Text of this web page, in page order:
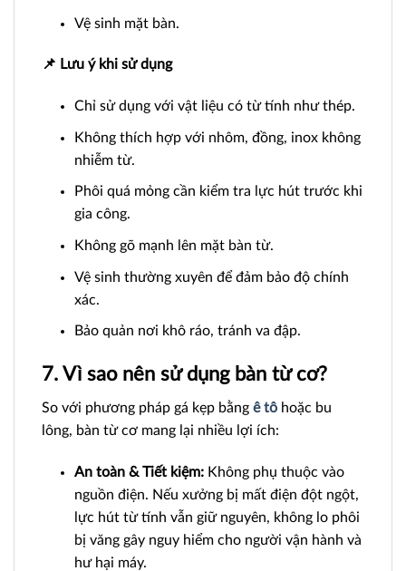
Vệ sinh mặt bàn.
📌 Lưu ý khi sử dụng
Chỉ sử dụng với vật liệu có từ tính như thép.
Không thích hợp với nhôm, đồng, inox không
nhiễm từ.
Phôi quá mỏng cần kiểm tra lực hút trước khi
gia công.
Không gõ mạnh lên mặt bàn từ.
Vệ sinh thường xuyên để đảm bảo độ chính
xác.
Bảo quản nơi khô ráo, tránh va đập.
7. Vì sao nên sử dụng bàn từ cơ?
So với phương pháp gá kẹp bằng ê tô hoặc bu
lông, bàn từ cơ mang lại nhiều lợi ích:
An toàn & Tiết kiệm:Không phụ thuộc vào
nguồn điện. Nếu xưởng bị mất điện đột ngột,
lực hút từ tính vẫn giữ nguyên, không lo phôi
bị văng gây nguy hiểm cho người vận hành và
hư hại máy.